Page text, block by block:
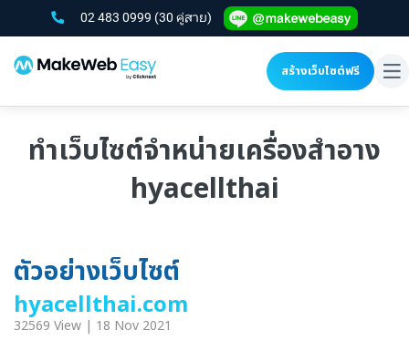
02 483 0999 (30 คู่สาย)
สร้างเว็บไซต์ฟรี
ทำเว็บไซต์จำหน่ายเครื่องสำอาง
hyacellthai
ตัวอย่างเว็บไซต์
hyacellthai.com
32569 View | 18 Nov 2021